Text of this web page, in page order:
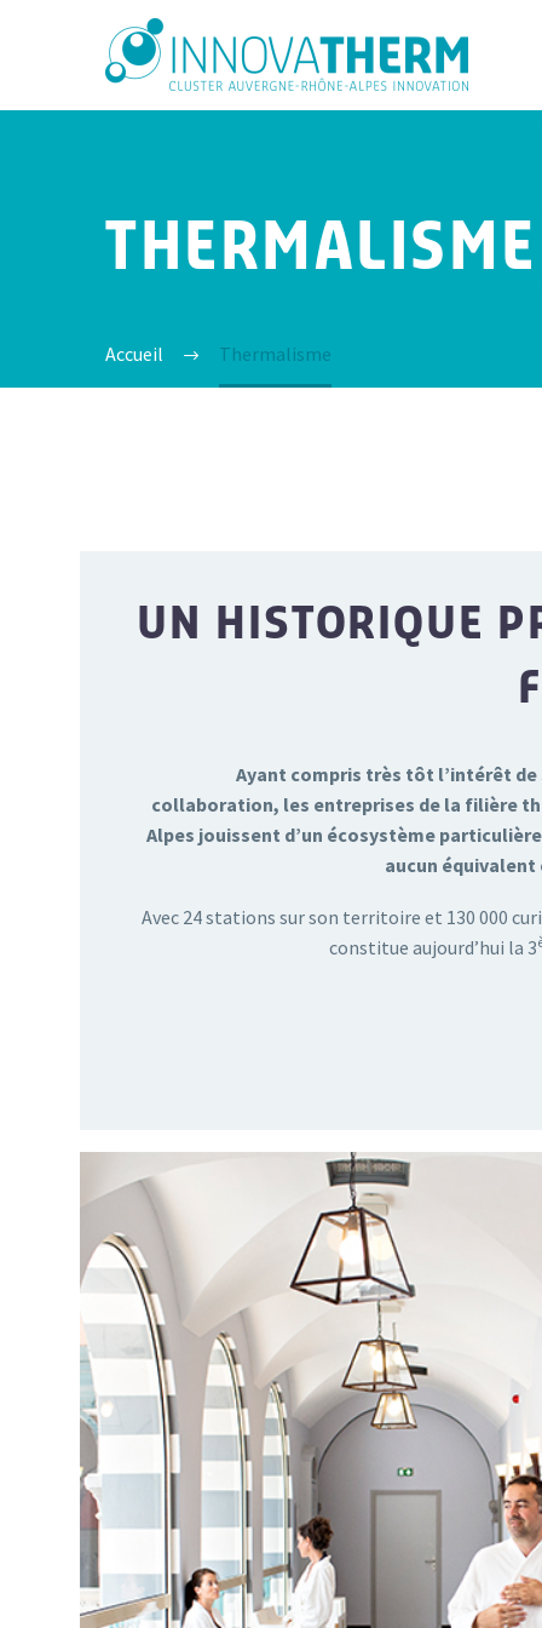
THERMALISME
Accueil Thermalisme
UN HISTORIQUE
Ayant compris très tôt l’intérêt
collaboration, les entreprises de la filière
Alpes jouissent d’un écosystème
aucun équivalent
Avec 24 stations sur son territoire et 130 000
constitue aujourd’hui la 3